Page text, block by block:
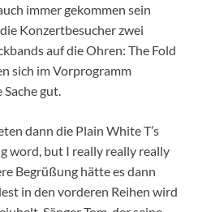
immer gekommen sein
Konzertbesucher zwei
auf die Ohren: The Fold
sich im Vorprogramm
gut.
dann die Plain White T’s
word, but I really really really
Begrüßung hätte es dann
in den vorderen Reihen wird